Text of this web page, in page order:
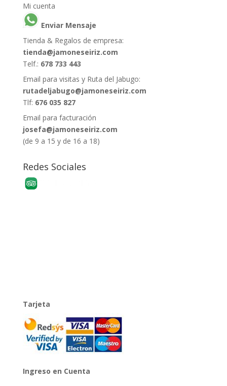
Mi cuenta
Enviar Mensaje
Tienda & Regalos de empresa:
tienda@jamoneseiriz.com
Telf.: 678 733 443
Email para visitas y Ruta del Jabugo:
rutadeljabugo@jamoneseiriz.com
Tlf: 676 035 827
Email para facturación
josefa@jamoneseiriz.com
(de 9 a 15 y de 16 a 18)
Redes Sociales
Tarjeta
Ingreso en Cuenta